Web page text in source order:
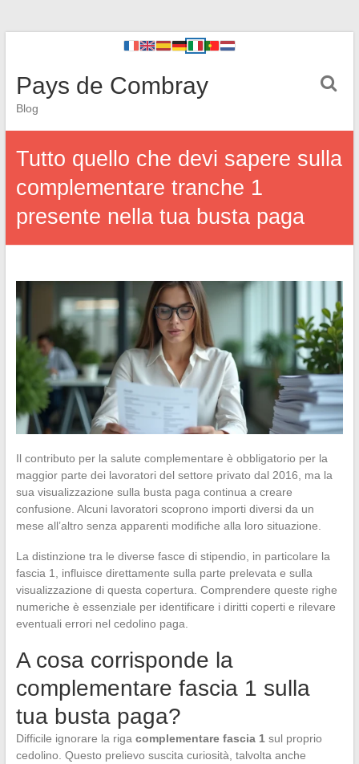
Pays de Combray
Blog
Tutto quello che devi sapere sulla
complementare tranche 1
presente nella tua busta paga
Il contributo per la salute complementare è obbligatorio per la
maggior parte dei lavoratori del settore privato dal 2016, ma la
sua visualizzazione sulla busta paga continua a creare
confusione. Alcuni lavoratori scoprono importi diversi da un
mese all’altro senza apparenti modifiche alla loro situazione.
La distinzione tra le diverse fasce di stipendio, in particolare la
fascia 1, influisce direttamente sulla parte prelevata e sulla
visualizzazione di questa copertura. Comprendere queste righe
numeriche è essenziale per identificare i diritti coperti e rilevare
eventuali errori nel cedolino paga.
A cosa corrisponde la
complementare fascia 1 sulla
tua busta paga?
Difficile ignorare la riga complementare fascia 1 sul proprio
cedolino. Questo prelievo suscita curiosità, talvolta anche